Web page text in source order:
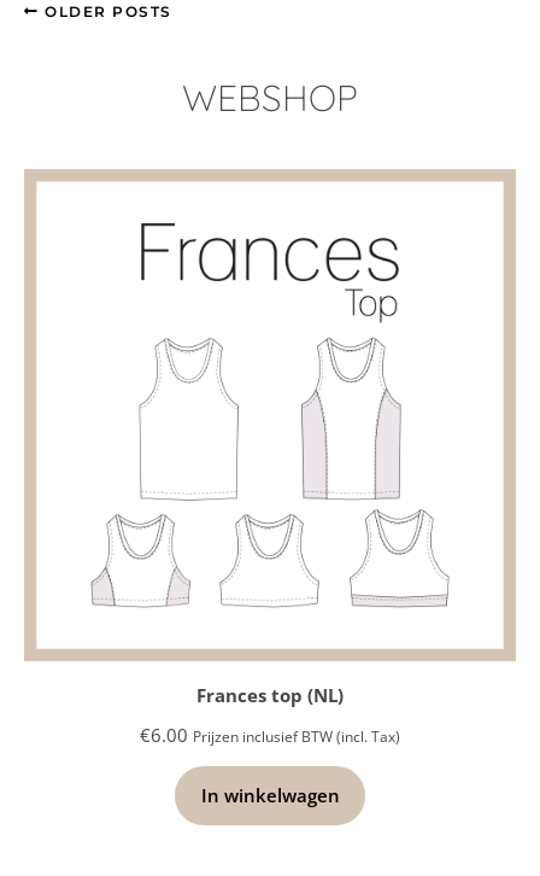
OLDER POSTS
WEBSHOP
Frances top (NL)
€6.00 Prijzen inclusief BTW (incl. Tax)
In winkelwagen